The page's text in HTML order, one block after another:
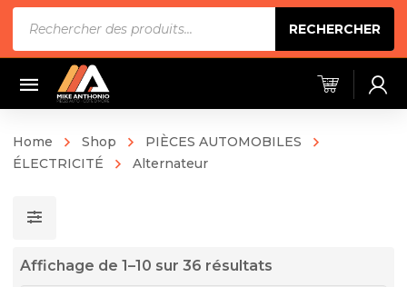
produits
RECHERCHER
Home Shop
PIÈCES AUTOMOBILES
ÉLECTRICITÉ
Alternateur
Affichage de 1–10 sur 36 résultats